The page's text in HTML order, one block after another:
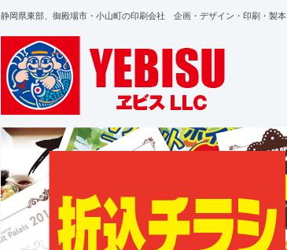
静岡県東部、御殿場市・小山町の印刷会社 企画・デザイン・印刷・製本